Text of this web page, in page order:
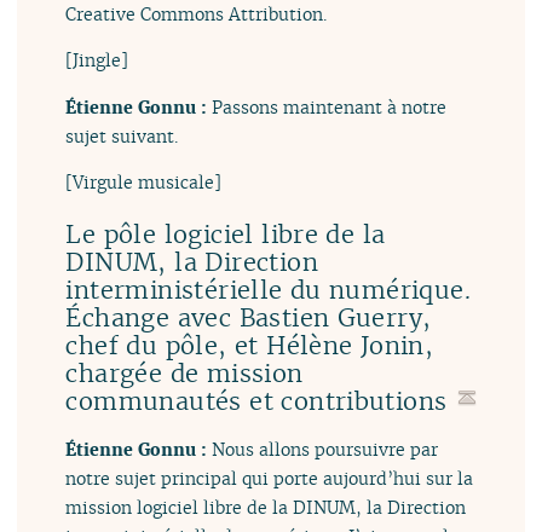
Creative Commons Attribution.
[Jingle]
Étienne Gonnu :Passons maintenant à notre
sujet suivant.
[Virgule musicale]
Le pôle logiciel libre de la
DINUM, la Direction
interministérielle du numérique.
Échange avec Bastien Guerry,
chef du pôle, et Hélène Jonin,
chargée de mission
communautés et contributions
Étienne Gonnu :Nous allons poursuivre par
notre sujet principal qui porte aujourd’hui sur la
mission logiciel libre de la DINUM, la Direction